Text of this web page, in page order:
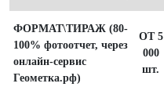
ФОРМАТ\ТИРАЖ (80-
100% фотоотчет, через
онлайн-сервис
Геометка.рф)
ОТ 5
000
шт.